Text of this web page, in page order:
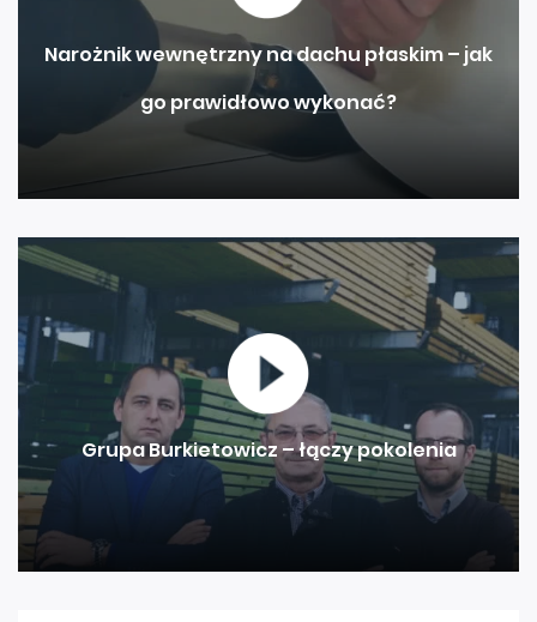
Narożnik wewnętrzny na dachu płaskim – jak
go prawidłowo wykonać?
Grupa Burkietowicz – łączy pokolenia